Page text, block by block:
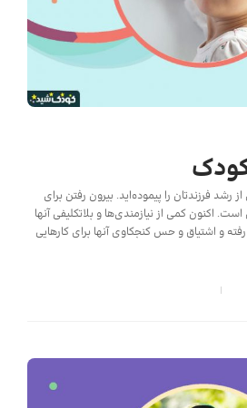
رشد فرزندتان را پیموده‌اید. بیرون رفتن برای
اکنون کمی از نیازمندی‌ها و بلاتکلیفی آنها
و اشتیاق و حس کنجکاوی آنها برای کارهایی